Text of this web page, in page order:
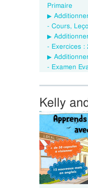
Primaire
- Cours,
- Exercices :
- Examen
Kelly